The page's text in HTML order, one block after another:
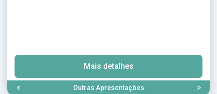
Mais detalhes
Outras Apresentações